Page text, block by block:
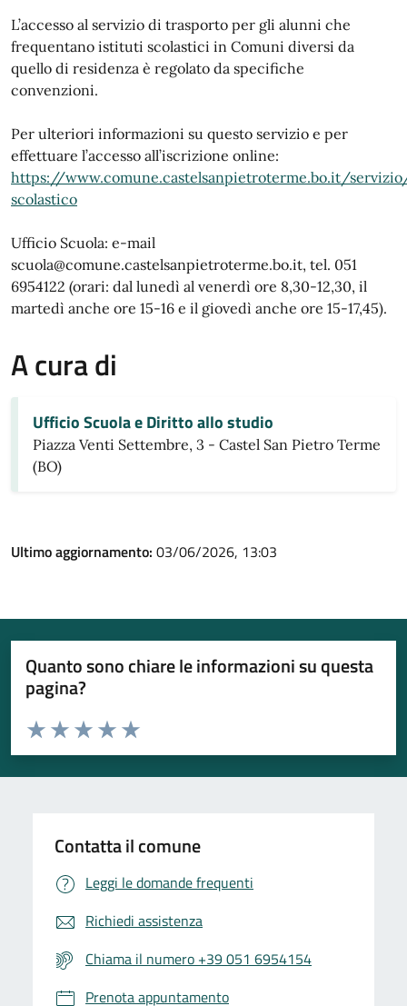
L’accesso al servizio di trasporto per gli alunni che
frequentano istituti scolastici in Comuni diversi da
quello di residenza è regolato da specifiche
convenzioni.
Per ulteriori informazioni su questo servizio e per
effettuare l’accesso all’iscrizione online:
https://www.comune.castelsanpietroterme.bo.it/
scolastico
Ufficio Scuola: e-mail
scuola@comune.castelsanpietroterme.bo.it, tel. 051
6954122 (orari: dal lunedì al venerdì ore 8,30-12,30, il
martedì anche ore 15-16 e il giovedì anche ore 15-17,45).
A cura di
Ufficio Scuola e Diritto allo studio
Piazza Venti Settembre, 3 - Castel San Pietro Terme
(BO)
Ultimo aggiornamento: 03/06/2026, 13:03
Quanto sono chiare le informazioni su questa
pagina?
Valuta da 1 a 5 stelle la pagina
Valuta 5 stelle su 5
Valuta 4 stelle su 5
Valuta 3 stelle su 5
Valuta 2 stelle su 5
Valuta 1 stelle su 5
Contatta il comune
Leggi le domande frequenti
Richiedi assistenza
Chiama il numero +39 051 6954154
Prenota appuntamento